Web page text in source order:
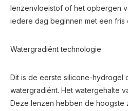
lenzenvloeistof of het opbergen
iedere dag beginnen met een fris
Watergradiënt technologie
Dit is de eerste silicone-hydrogel
watergradiënt. Het watergehalte
Deze lenzen hebben de hoogste